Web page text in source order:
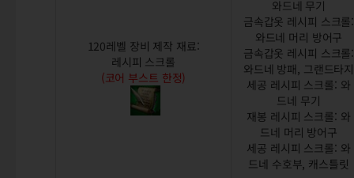
120레벨 장비 제작 재료:
레시피 스크롤
(코어 부스트 한정)
와드네 무기
금속갑옷 레시피 스크롤:
와드네 머리 방어구
금속갑옷 레시피 스크롤:
와드네 방패, 그랜드타지
세공 레시피 스크롤: 와
드네 무기
재봉 레시피 스크롤: 와
드네 머리 방어구
세공 레시피 스크롤: 와
드네 수호부, 캐스틀릿